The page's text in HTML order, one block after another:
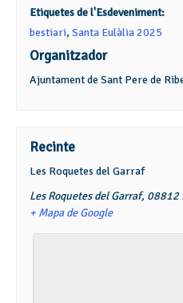
Etiquetes de l'Esdeveniment:
bestiari,Santa Eulàlia 2025
Organitzador
Ajuntament de Sant Pere de
Recinte
Les Roquetes del Garraf
Les Roquetes del Garraf, 08812
+ Mapa de Google